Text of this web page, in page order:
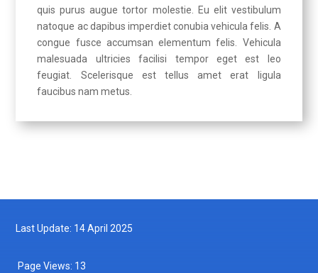
quis purus augue tortor molestie. Eu elit vestibulum
natoque ac dapibus imperdiet conubia vehicula felis. A
congue fusce accumsan elementum felis. Vehicula
malesuada ultricies facilisi tempor eget est leo
feugiat. Scelerisque est tellus amet erat ligula
faucibus nam metus.
Last Update: 14 April 2025
Page Views: 13